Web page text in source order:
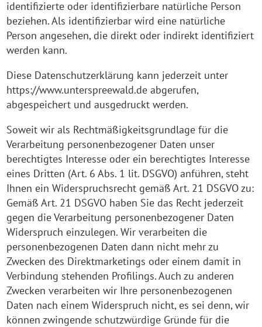
identifizierte oder identifizierbare natürliche Person
beziehen. Als identifizierbar wird eine natürliche
Person angesehen, die direkt oder indirekt identifiziert
werden kann.
Diese Datenschutzerklärung kann jederzeit unter
https://www.unterspreewald.de abgerufen,
abgespeichert und ausgedruckt werden.
Soweit wir als Rechtmäßigkeitsgrundlage für die
Verarbeitung personenbezogener Daten unser
berechtigtes Interesse oder ein berechtigtes Interesse
eines Dritten (Art. 6 Abs. 1 lit. DSGVO) anführen, steht
Ihnen ein Widerspruchsrecht gemäß Art. 21 DSGVO zu:
Gemäß Art. 21 DSGVO haben Sie das Recht jederzeit
gegen die Verarbeitung personenbezogener Daten
Widerspruch einzulegen. Wir verarbeiten die
personenbezogenen Daten dann nicht mehr zu
Zwecken des Direktmarketings oder einem damit in
Verbindung stehenden Profilings. Auch zu anderen
Zwecken verarbeiten wir Ihre personenbezogenen
Daten nach einem Widerspruch nicht, es sei denn, wir
können zwingende schutzwürdige Gründe für die